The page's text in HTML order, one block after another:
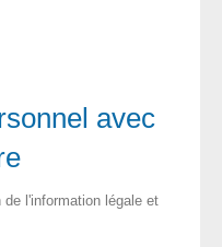
avec
l'information légale et